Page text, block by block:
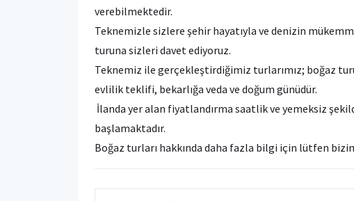
verebilmektedir.
Teknemizle sizlere şehir hayatıyla ve denizin
turuna sizleri davet ediyoruz.
Teknemiz ile gerçekleştirdiğimiz turlarımız; boğaz
evlilik teklifi, bekarlığa veda ve doğum günüdür.
İlanda yer alan fiyatlandırma saatlik ve yemeksiz
başlamaktadır.
Boğaz turları hakkında daha fazla bilgi için lütfen